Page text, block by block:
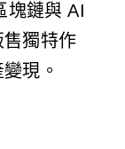
塊鏈與 AI
售獨特作
現。